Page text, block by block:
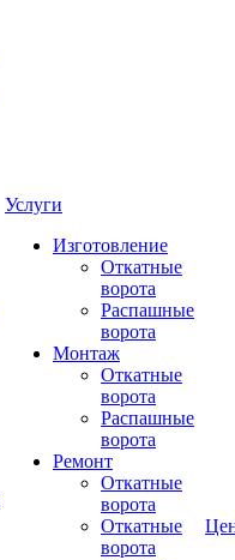
Услуги
Изготовление
Откатные
ворота
Распашные
ворота
Монтаж
Откатные
ворота
Распашные
ворота
Ремонт
Откатные
ворота
Откатные
ворота